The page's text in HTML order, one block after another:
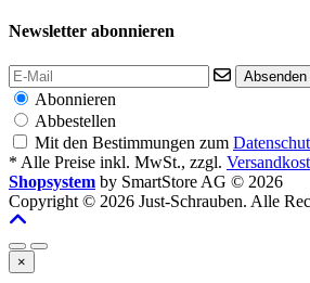
Newsletter abonnieren
Absenden
Abonnieren
Abbestellen
Mit den Bestimmungen zum
* Alle Preise inkl. MwSt., zzgl.
Shopsystem by SmartStore AG © 2026
Copyright © 2026 Just-Schrauben. Alle
×